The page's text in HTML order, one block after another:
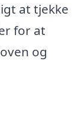
at tjekke
for at
og